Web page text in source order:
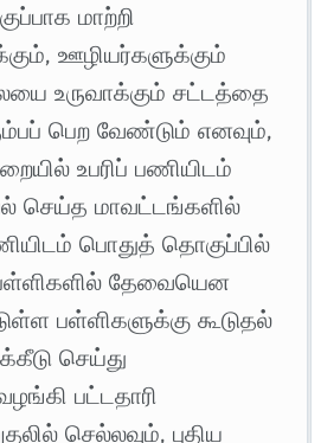
மாற்றி
ஊழியர்களுக்கும்
உருவாக்கும் சட்டத்தை
பெற வேண்டும் எனவும்,
உபரிப் பணியிடம்
செய்த மாவட்டங்களில்
பொதுத் தொகுப்பில்
தேவையென
பள்ளிகளுக்கு கூடுதல்
செய்து
பட்டதாரி
செல்லவும், புதிய